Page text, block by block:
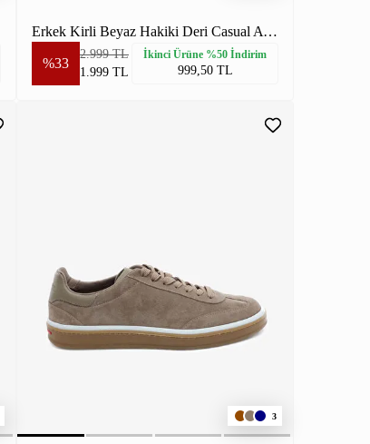
Erkek Kirli Beyaz Hakiki Deri Casual Ayakkabı
%33
2.999 TL
1.999 TL
İkinci Ürüne %50 İndirim
999,50 TL
3